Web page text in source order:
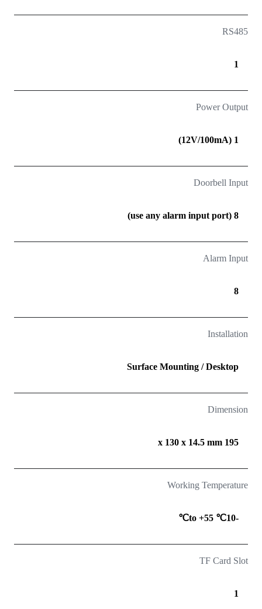
RS485
1
Power Output
1 (12V/100mA)
Doorbell Input
8 (use any alarm input port)
Alarm Input
8
Installation
Surface Mounting / Desktop
Dimension
195 x 130 x 14.5 mm
Working Temperature
-10℃ to +55℃
TF Card Slot
1